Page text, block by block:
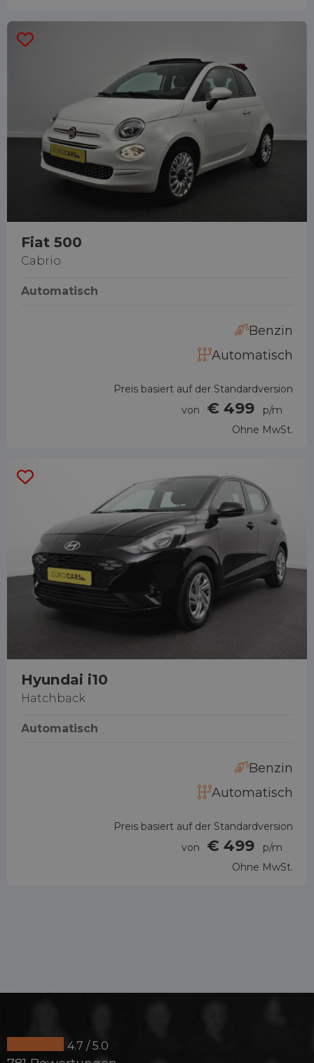
Fiat 500
Cabrio
Automatisch
Benzin
Automatisch
Preis basiert auf der Standardversion
von
€ 499
p/m
Ohne MwSt.
Hyundai i10
Hatchback
Automatisch
Benzin
Automatisch
Preis basiert auf der Standardversion
von
€ 499
p/m
Ohne MwSt.
4.7 / 5.0